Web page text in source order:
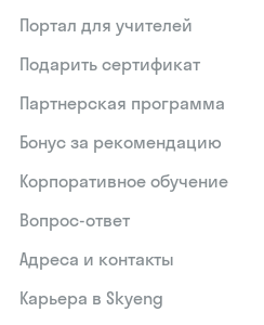
Портал для учителей
Подарить сертификат
Партнерская программа
Бонус за рекомендацию
Корпоративное обучение
Вопрос-ответ
Адреса и контакты
Карьера в Skyeng